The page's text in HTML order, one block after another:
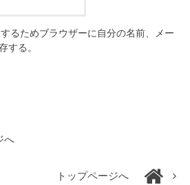
るためブラウザーに自分の名前、メー
する。
へ
トップページへ